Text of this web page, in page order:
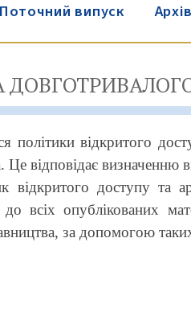
Поточний випуск
політики відкритого
відповідає
доступу та
всіх опублікованих
за допомогою